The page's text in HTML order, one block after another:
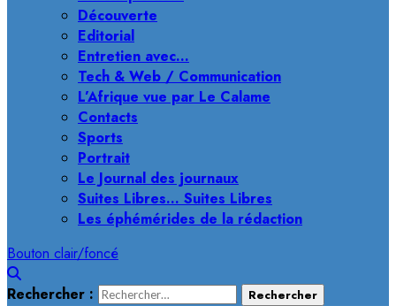
Découverte
Editorial
Entretien avec…
Tech & Web / Communication
L’Afrique vue par Le Calame
Contacts
Sports
Portrait
Le Journal des journaux
Suites Libres… Suites Libres
Les éphémérides de la rédaction
Bouton clair/foncé
Rechercher :